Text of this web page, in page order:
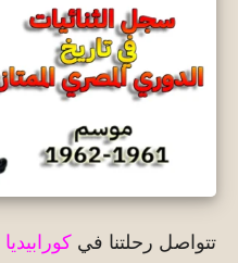
تتواصل رحلتنا في كورابيديا